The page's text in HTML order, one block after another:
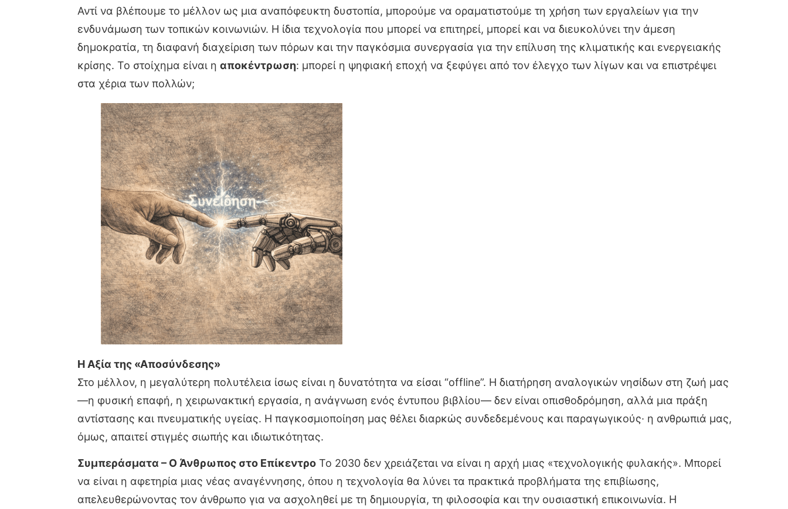
Αντί να βλέπουμε το μέλλον ως μια αναπόφευκτη δυστοπία, μπορούμε να οραματιστούμε τη χρήση των εργαλείων για την
ενδυνάμωση των τοπικών κοινωνιών. Η ίδια τεχνολογία που μπορεί να επιτηρεί, μπορεί και να διευκολύνει την άμεση
δημοκρατία, τη διαφανή διαχείριση των πόρων και την παγκόσμια συνεργασία για την επίλυση της κλιματικής και ενεργειακής
κρίσης. Το στοίχημα είναι η αποκέντρωση: μπορεί η ψηφιακή εποχή να ξεφύγει από τον έλεγχο των λίγων και να επιστρέψει
στα χέρια των πολλών;
Η Αξία της «Αποσύνδεσης»
Στο μέλλον, η μεγαλύτερη πολυτέλεια ίσως είναι η δυνατότητα να είσαι “offline”. Η διατήρηση αναλογικών νησίδων στη ζωή μας
—η φυσική επαφή, η χειρωνακτική εργασία, η ανάγνωση ενός έντυπου βιβλίου— δεν είναι οπισθοδρόμηση, αλλά μια πράξη
αντίστασης και πνευματικής υγείας. Η παγκοσμιοποίηση μας θέλει διαρκώς συνδεδεμένους και παραγωγικούς· η ανθρωπιά μας,
όμως, απαιτεί στιγμές σιωπής και ιδιωτικότητας.
Συμπεράσματα – Ο Άνθρωπος στο Επίκεντρο Το 2030 δεν χρειάζεται να είναι η αρχή μιας «τεχνολογικής φυλακής». Μπορεί
να είναι η αφετηρία μιας νέας αναγέννησης, όπου η τεχνολογία θα λύνει τα πρακτικά προβλήματα της επιβίωσης,
απελευθερώνοντας τον άνθρωπο για να ασχοληθεί με τη δημιουργία, τη φιλοσοφία και την ουσιαστική επικοινωνία. Η